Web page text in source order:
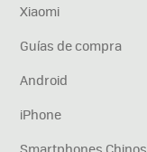
Xiaomi
Guías de compra
Android
iPhone
Smartphones Chinos